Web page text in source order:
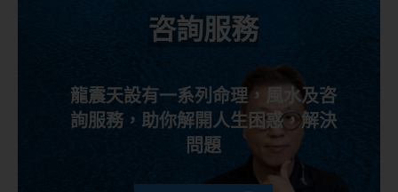
咨詢服務
龍震天設有一系列命理，風水及咨
詢服務，助你解開人生困惑，解決
問題